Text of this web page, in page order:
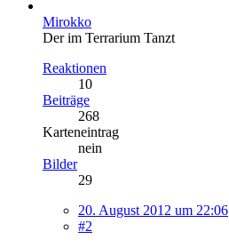
Mirokko
Der im Terrarium Tanzt
Reaktionen
10
Beiträge
268
Karteneintrag
nein
Bilder
29
20. August 2012 um 22:06
#2